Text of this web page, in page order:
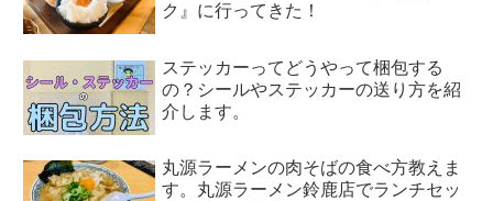
ク』に行ってきた！
ステッカーってどうやって梱包する
の？シールやステッカーの送り方を紹
介します。
丸源ラーメンの肉そばの食べ方教えま
す。丸源ラーメン鈴鹿店でランチセッ